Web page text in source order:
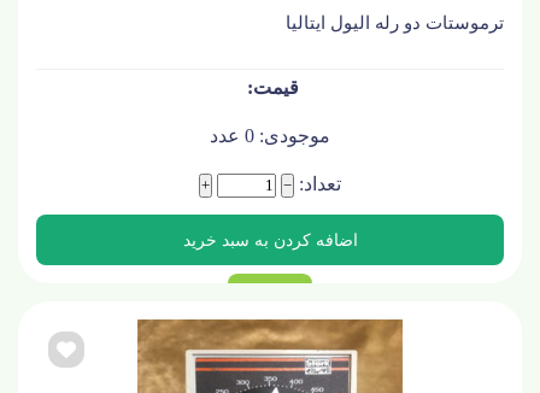
ترموستات دو رله الیول ایتالیا
موجودی: 0 عدد
تعداد: −
+